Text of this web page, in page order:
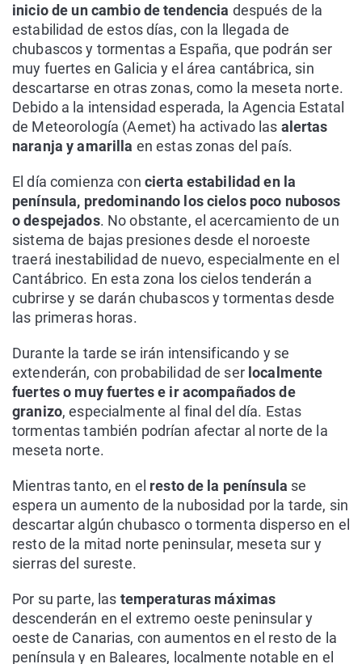
inicio de un cambio de tendencia después de la
estabilidad de estos días, con la llegada de
chubascos y tormentas a España, que podrán ser
muy fuertes en Galicia y el área cantábrica, sin
descartarse en otras zonas, como la meseta norte.
Debido a la intensidad esperada, la Agencia Estatal
de Meteorología (Aemet) ha activado las alertas
naranja y amarilla en estas zonas del país.
El día comienza con cierta estabilidad en la
península, predominando los cielos poco nubosos
o despejados. No obstante, el acercamiento de un
sistema de bajas presiones desde el noroeste
traerá inestabilidad de nuevo, especialmente en el
Cantábrico. En esta zona los cielos tenderán a
cubrirse y se darán chubascos y tormentas desde
las primeras horas.
Durante la tarde se irán intensificando y se
extenderán, con probabilidad de ser localmente
fuertes o muy fuertes e ir acompañados de
granizo, especialmente al final del día. Estas
tormentas también podrían afectar al norte de la
meseta norte.
Mientras tanto, en el resto de la península se
espera un aumento de la nubosidad por la tarde, sin
descartar algún chubasco o tormenta disperso en el
resto de la mitad norte peninsular, meseta sur y
sierras del sureste.
Por su parte, las temperaturas máximas
descenderán en el extremo oeste peninsular y
oeste de Canarias, con aumentos en el resto de la
península y en Baleares, localmente notable en el